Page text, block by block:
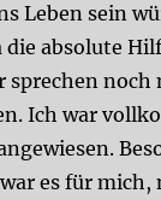
Leben sein
die absolute
sprechen noch
Ich war
es für